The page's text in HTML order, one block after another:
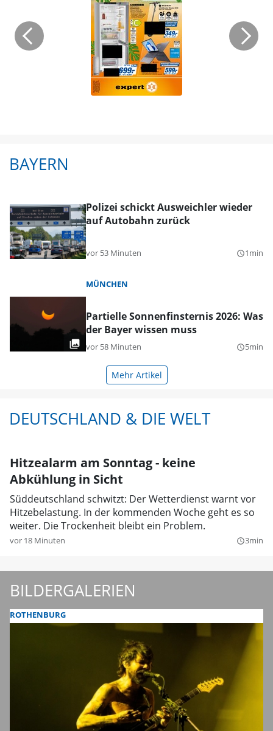
BAYERN
Polizei schickt Ausweichler wieder
auf Autobahn zurück
vor 53 Minuten query_builder1min
MÜNCHEN
Partielle Sonnenfinsternis 2026: Was
der Bayer wissen muss
vor 58 Minuten query_builder5min
Mehr Artikel
DEUTSCHLAND & DIE WELT
Hitzealarm am Sonntag - keine
Abkühlung in Sicht
Süddeutschland schwitzt: Der Wetterdienst warnt vor
Hitzebelastung. In der kommenden Woche geht es so
weiter. Die Trockenheit bleibt ein Problem.
vor 18 Minuten query_builder3min
BILDERGALERIEN
ROTHENBURG